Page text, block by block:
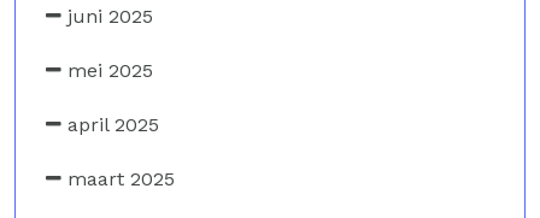
juni 2025
mei 2025
april 2025
maart 2025